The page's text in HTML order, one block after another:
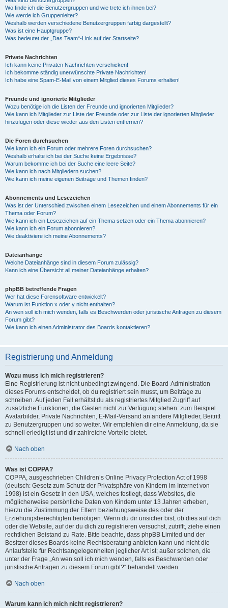
Wo finde ich die Benutzergruppen und wie trete ich ihnen bei?
Wie werde ich Gruppenleiter?
Weshalb werden verschiedene Benutzergruppen farbig dargestellt?
Was ist eine Hauptgruppe?
Was bedeutet der „Das Team“-Link auf der Startseite?
Private Nachrichten
Ich kann keine Privaten Nachrichten verschicken!
Ich bekomme ständig unerwünschte Private Nachrichten!
Ich habe eine Spam-E-Mail von einem Mitglied dieses Forums erhalten!
Freunde und ignorierte Mitglieder
Wozu benötige ich die Listen der Freunde und ignorierten Mitglieder?
Wie kann ich Mitglieder zur Liste der Freunde oder zur Liste der ignorierten Mitglieder
hinzufügen oder diese wieder aus den Listen entfernen?
Die Foren durchsuchen
Wie kann ich ein Forum oder mehrere Foren durchsuchen?
Weshalb erhalte ich bei der Suche keine Ergebnisse?
Warum bekomme ich bei der Suche eine leere Seite?
Wie kann ich nach Mitgliedern suchen?
Wie kann ich meine eigenen Beiträge und Themen finden?
Abonnements und Lesezeichen
Was ist der Unterschied zwischen einem Lesezeichen und einem Abonnements für ein
Thema oder Forum?
Wie kann ich ein Lesezeichen auf ein Thema setzen oder ein Thema abonnieren?
Wie kann ich ein Forum abonnieren?
Wie deaktiviere ich meine Abonnements?
Dateianhänge
Welche Dateianhänge sind in diesem Forum zulässig?
Kann ich eine Übersicht all meiner Dateianhänge erhalten?
phpBB betreffende Fragen
Wer hat diese Forensoftware entwickelt?
Warum ist Funktion x oder y nicht enthalten?
An wen soll ich mich wenden, falls es Beschwerden oder juristische Anfragen zu diesem
Forum gibt?
Wie kann ich einen Administrator des Boards kontaktieren?
Registrierung und Anmeldung
Wozu muss ich mich registrieren?
Eine Registrierung ist nicht unbedingt zwingend. Die Board-Administration
dieses Forums entscheidet, ob du registriert sein musst, um Beiträge zu
schreiben. Auf jeden Fall erhältst du als registriertes Mitglied Zugriff auf
zusätzliche Funktionen, die Gästen nicht zur Verfügung stehen: zum Beispiel
Avatarbilder, Private Nachrichten, E-Mail-Versand an andere Mitglieder, Beitritt
zu Benutzergruppen und so weiter. Wir empfehlen dir eine Anmeldung, da sie
schnell erledigt ist und dir zahlreiche Vorteile bietet.
Nach oben
Was ist COPPA?
COPPA, ausgeschrieben Children’s Online Privacy Protection Act of 1998
(deutsch: Gesetz zum Schutz der Privatsphäre von Kindern im Internet von
1998) ist ein Gesetz in den USA, welches festlegt, dass Websites, die
möglicherweise persönliche Daten von Kindern unter 13 Jahren erheben,
hierzu die Zustimmung der Eltern beziehungsweise des oder der
Erziehungsberechtigten benötigen. Wenn du dir unsicher bist, ob dies auf dich
oder die Website, auf der du dich zu registrieren versuchst, zutrifft, ziehe einen
rechtlichen Beistand zu Rate. Bitte beachte, dass phpBB Limited und der
Besitzer dieses Boards keine Rechtsberatung anbieten kann und nicht die
Anlaufstelle für Rechtsangelegenheiten jeglicher Art ist; außer solchen, die
unter der Frage „An wen soll ich mich wenden, falls es Beschwerden oder
juristische Anfragen zu diesem Forum gibt?“ behandelt werden.
Nach oben
Warum kann ich mich nicht registrieren?